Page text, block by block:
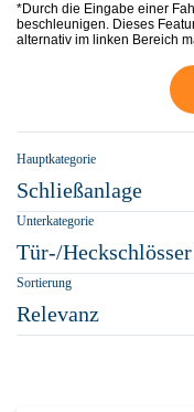
*Durch die Eingabe einer
beschleunigen. Dieses
alternativ im linken Bereich
Hauptkategorie
Schließanlage
Unterkategorie
Tür-/Heckschlösser
Sortierung
Relevanz